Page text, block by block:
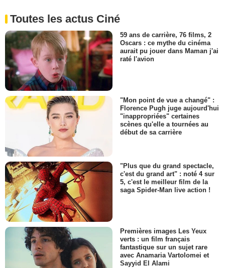
Toutes les actus Ciné
59 ans de carrière, 76 films, 2
Oscars : ce mythe du cinéma
aurait pu jouer dans Maman j'ai
raté l'avion
"Mon point de vue a changé" :
Florence Pugh juge aujourd'hui
"inappropriées" certaines
scènes qu'elle a tournées au
début de sa carrière
"Plus que du grand spectacle,
c'est du grand art" : noté 4 sur
5, c'est le meilleur film de la
saga Spider-Man live action !
Premières images Les Yeux
verts : un film français
fantastique sur un sujet rare
avec Anamaria Vartolomei et
Sayyid El Alami